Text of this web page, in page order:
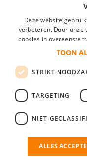
Inloggen als bedrijf
*
login gegevens
login
Bedrijf aanmelden
nieuwe collega/
Deze website
verbeteren. Door onze
cookies in
TOON
STRIKT
TARGETING
NIET-
ALLES